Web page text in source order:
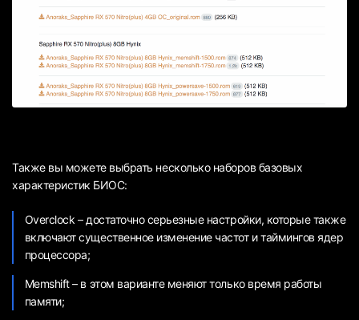
Также вы можете выбрать несколько наборов базовых
характеристик БИОС:
Overclock – достаточно серьезные настройки, которые также
включают существенное изменение частот и таймингов ядер
процессора;
Memshift – в этом варианте меняют только время работы
памяти;